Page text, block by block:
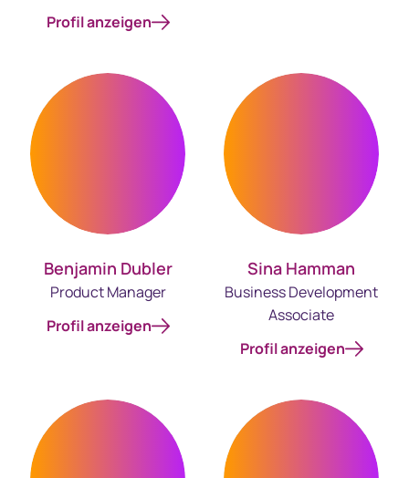
Profil anzeigen
Benjamin Dubler
Product Manager
Profil anzeigen
Sina Hamman
Business Development
Associate
Profil anzeigen